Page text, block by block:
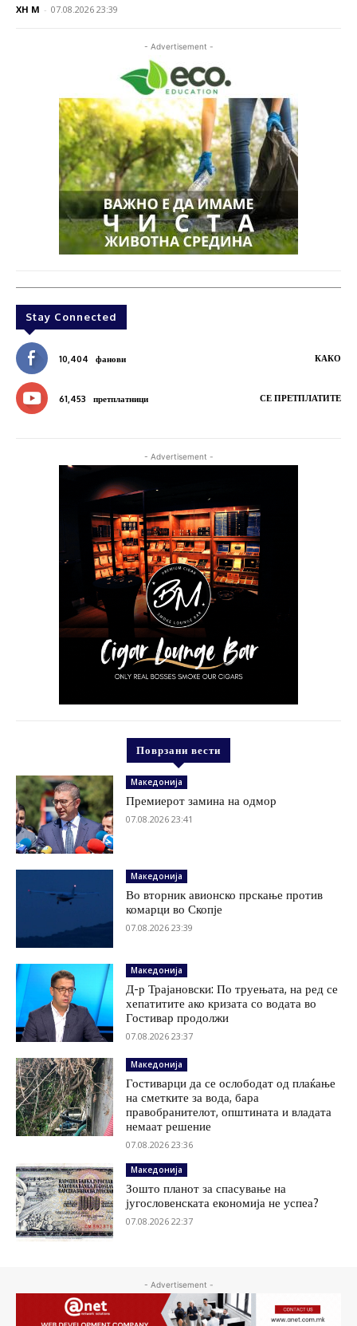
XH M - 07.08.2026 23:39
- Advertisement -
Stay Connected
10,404 фанови КАКО
61,453 претплатници СЕ ПРЕТПЛАТИТЕ
- Advertisement -
Поврзани вести
Македонија
Премиерот замина на одмор
07.08.2026 23:41
Македонија
Во вторник авионско прскање против
комарци во Скопје
07.08.2026 23:39
Македонија
Д-р Трајановски: По труењата, на ред се
хепатитите ако кризата со водата во
Гостивар продолжи
07.08.2026 23:37
Македонија
Гостиварци да се ослободат од плаќање
на сметките за вода, бара
правобранителот, општината и владата
немаат решение
07.08.2026 23:36
Македонија
Зошто планот за спасување на
југословенската економија не успеа?
07.08.2026 22:37
- Advertisement -